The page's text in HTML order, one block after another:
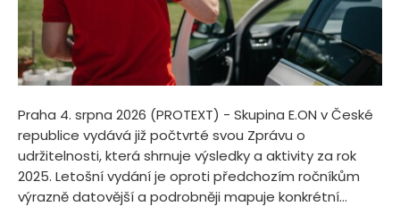
Praha 4. srpna 2026 (PROTEXT) - Skupina E.ON v České
republice vydává již počtvrté svou Zprávu o
udržitelnosti, která shrnuje výsledky a aktivity za rok
2025. Letošní vydání je oproti předchozím ročníkům
výrazně datovější a podrobněji mapuje konkrétní...